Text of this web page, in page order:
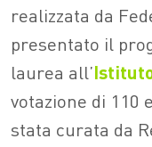
realizzata da
presentato il
laurea all’
votazione di 110
stata curata da